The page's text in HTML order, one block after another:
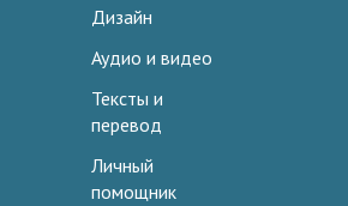
Дизайн
Аудио и видео
Тексты и
перевод
Личный
помощник